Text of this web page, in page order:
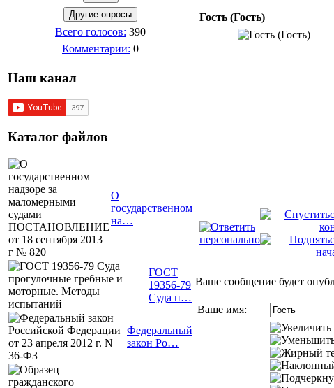
Всего голосов: 390
Комментарии: 0
Наш канал
Каталог файлов
О
государственном
на…
ГОСТ
19356-79
Суда п…
Федеральный
закон Ро…
Гость (Гость)
Ваше сообщение будет
Ваше имя: